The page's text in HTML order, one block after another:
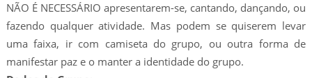
NÃO É NECESSÁRIO apresentarem-se, cantando, dançando, ou
fazendo qualquer atividade. Mas podem se quiserem levar
uma faixa, ir com camiseta do grupo, ou outra forma de
manifestar paz e o manter a identidade do grupo.